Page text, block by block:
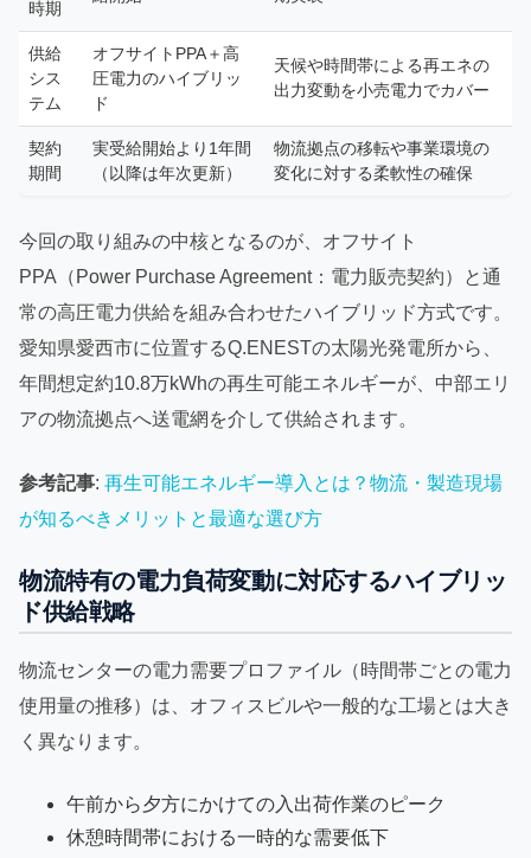
時期
供給
シス
テム
オフサイトPPA＋高
圧電力のハイブリッ
ド
天候や時間帯による再エネの
出力変動を小売電力でカバー
契約
期間
実受給開始より1年間
（以降は年次更新）
物流拠点の移転や事業環境の
変化に対する柔軟性の確保
今回の取り組みの中核となるのが、オフサイト
PPA（Power Purchase Agreement：電力販売契約）と通
常の高圧電力供給を組み合わせたハイブリッド方式です。
愛知県愛西市に位置するQ.ENESTの太陽光発電所から、
年間想定約10.8万kWhの再生可能エネルギーが、中部エリ
アの物流拠点へ送電網を介して供給されます。
参考記事: 再生可能エネルギー導入とは？物流・製造現場
が知るべきメリットと最適な選び方
物流特有の電力負荷変動に対応するハイブリッ
ド供給戦略
物流センターの電力需要プロファイル（時間帯ごとの電力
使用量の推移）は、オフィスビルや一般的な工場とは大き
く異なります。
午前から夕方にかけての入出荷作業のピーク
休憩時間帯における一時的な需要低下